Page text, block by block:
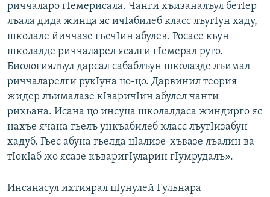
риччаларо гIемерисала. Чанги хъизаналъул бетIер
лъала дида жинца яс ичIабилеб класс лъугIун хаду,
школале йиччазе гьечIин абулев. Росасе кьун
школалде риччаларел ясалги гIемерал руго.
Биологиялъул дарсал сабаблъун школазде лъимал
риччаларелги рукIуна цо-цо. Дарвинил теория
жидер лъималазе кIваричIин абулел чанги
рихьана. Исана цо инсуца школалдаса жиндирго яс
нахъе ячана гьелъ ункъабилеб класс лъугIизабун
хадуб. Гьес абуна гьелда цIализе-хъвазе лъалин ва
тIокIаб жо ясазе къваригIуларин гIумрудалъ».
Инсанасул ихтиярал цIунулей Гульнара